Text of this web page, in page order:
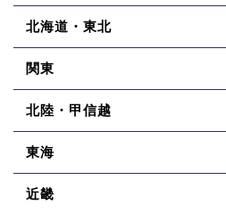
北海道・東北
関東
北陸・甲信越
東海
近畿